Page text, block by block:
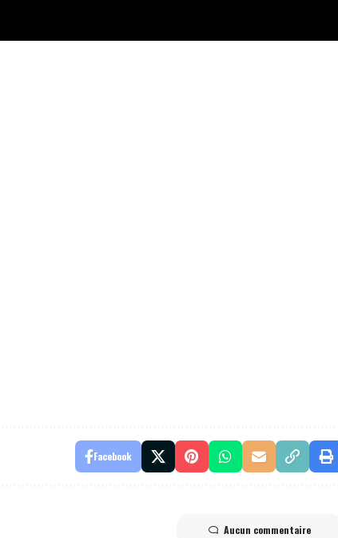
Facebook
Aucun commentaire